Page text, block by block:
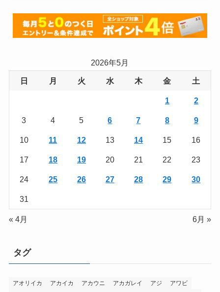
2026年5月
日 月 火 水 木 金 土
1 2
3 4 5 6 7 8 9
10 11 12 13 14 15 16
17 18 19 20 21 22 23
24 25 26 27 28 29 30
31
« 4月 6月 »
タグ
アオリイカ アカイカ アカウニ アカガレイ アジ
アワビ